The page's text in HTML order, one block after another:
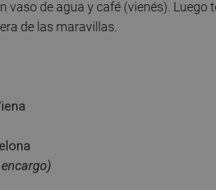
vaso de agua y café (vienés). Luego
de las maravillas.